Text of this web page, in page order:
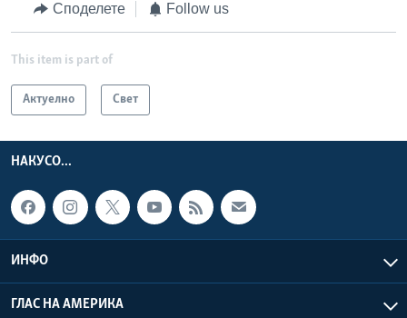
Споделете Follow us
This item is part of
Актуелно Свет
НАКУСО...
ИНФО
ГЛАС НА АМЕРИКА